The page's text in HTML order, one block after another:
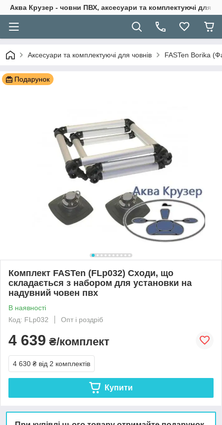
Аква Крузер - човни ПВХ, аксесуари та комплектуючі для
Аксесуари та комплектуючі для човнів FASTen Borika
Подарунок
Комплект FASTen (FLp032) Сходи, що
складається з набором для установки на
надувний човен пвх
В наявності
Код: FLp032
Опт і роздріб
4 639 ₴/комплект
4 630 ₴ від 2 комплектів
Купити